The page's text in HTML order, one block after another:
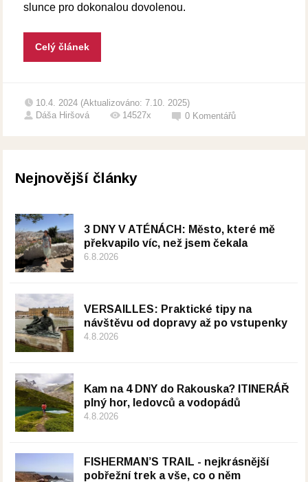
slunce pro dokonalou dovolenou.
Celý článek
10.4. 2024 (Aktualizováno: 7.10. 2025)
Dáša Hiršová
14527x 0 Komentářů
Nejnovější články
3 DNY V ATÉNÁCH: Město, které mě
překvapilo víc, než jsem čekala
6.8.2026
VERSAILLES: Praktické tipy na
návštěvu od dopravy až po vstupenky
4.8.2026
Kam na 4 DNY do Rakouska? ITINERÁŘ
plný hor, ledovců a vodopádů
4.8.2026
FISHERMAN’S TRAIL - nejkrásnější
pobřežní trek a vše, co o něm